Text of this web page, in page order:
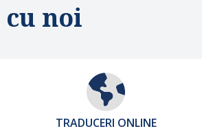
noi
TRADUCERI ONLINE